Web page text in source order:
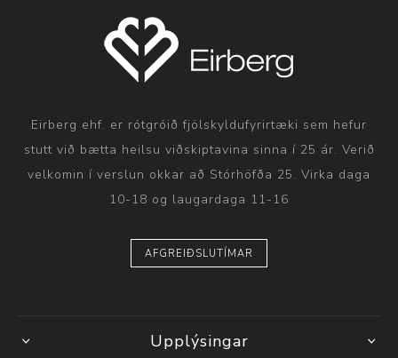
Eirberg ehf. er rótgróið fjölskyldufyrirtæki sem hefur
stutt við bætta heilsu viðskiptavina sinna í 25 ár. Verið
velkomin í verslun okkar að Stórhöfða 25. Virka daga
10-18 og laugardaga 11-16
AFGREIÐSLUTÍMAR
Upplýsingar